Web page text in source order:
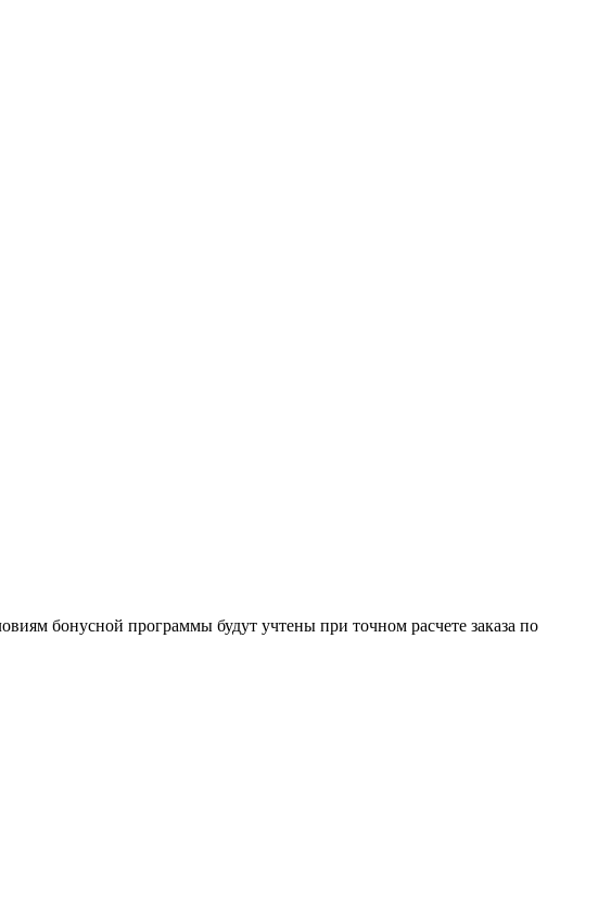
бонусной программы будут учтены при точном расчете заказа по